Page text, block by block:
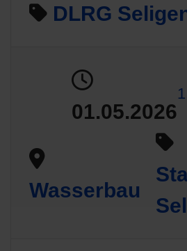
DLRG
01.05.2026
Wasserbau